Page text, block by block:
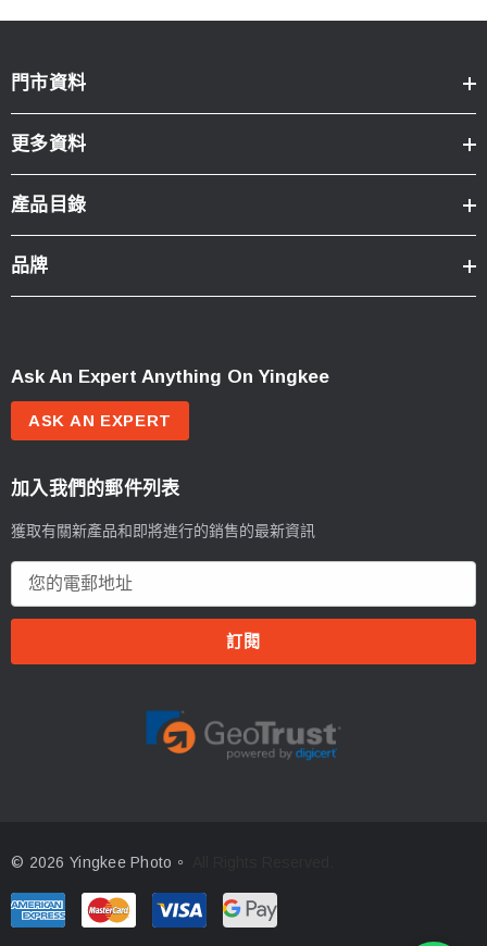
門市資料
更多資料
產品目錄
品牌
Ask An Expert Anything On Yingkee
ASK AN EXPERT
加入我們的郵件列表
獲取有關新產品和即將進行的銷售的最新資訊
郵
© 2026 Yingkee Photo。